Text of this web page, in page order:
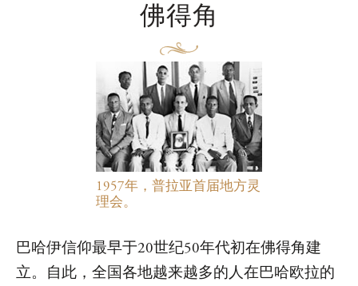
佛得角
1957年，普拉亚首届地方灵
理会。
巴哈伊信仰最早于20世纪50年代初在佛得角建
立。自此，全国各地越来越多的人在巴哈欧拉的